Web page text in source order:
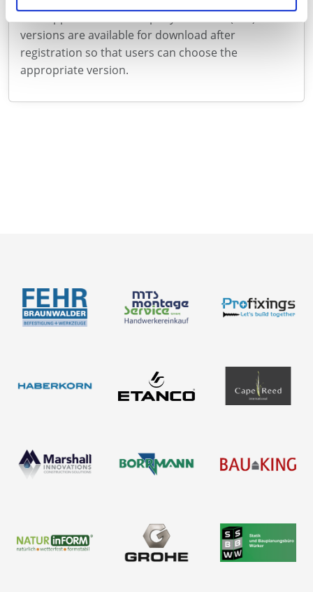
versions are available for download after
registration so that users can choose the
appropriate version.